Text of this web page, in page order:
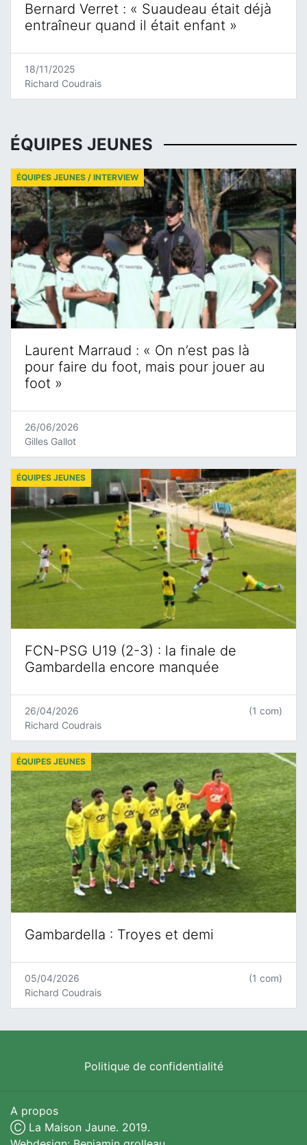
Bernard Verret : « Suaudeau était déjà
entraîneur quand il était enfant »
18/11/2025
Richard Coudrais
ÉQUIPES JEUNES
Laurent Marraud : « On n’est pas là
pour faire du foot, mais pour jouer au
foot »
ÉQUIPES JEUNES / INTERVIEW
26/06/2026
Gilles Gallot
FCN-PSG U19 (2-3) : la finale de
Gambardella encore manquée
ÉQUIPES JEUNES
26/04/2026
Richard Coudrais
(1 com)
Gambardella : Troyes et demi
ÉQUIPES JEUNES
05/04/2026
Richard Coudrais
(1 com)
Politique de confidentialité
A propos
Ⓒ La Maison Jaune. 2019.